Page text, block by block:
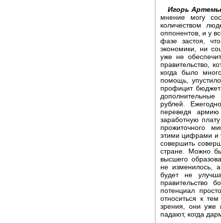
Игорь
мнение могу
количеством
оппонентов, и у
фазе застоя,
экономики, ни
уже не
правительство,
когда было
помощь,
профицит
рублей.
переведя
заработную
прожиточного
этими цифрами и
совершить
стране. Можно
высшего
не изменилось,
будет не
правительство
потенциал
относиться к
зрения, они уже
падают, когда